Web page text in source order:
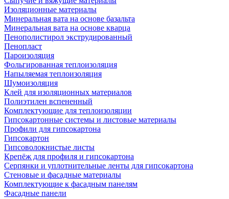
Изоляционные материалы
Минеральная вата на основе базальта
Минеральная вата на основе кварца
Пенополистирол экструдированный
Пенопласт
Пароизоляция
Фольгированная теплоизоляция
Напыляемая теплоизоляция
Шумоизоляция
Клей для изоляционных материалов
Полиэтилен вспененный
Комплектующие для теплоизоляции
Гипсокартонные системы и листовые материалы
Профили для гипсокартона
Гипсокартон
Гипсоволокнистые листы
Крепёж для профиля и гипсокартона
Серпянки и уплотнительные ленты для гипсокартона
Стеновые и фасадные материалы
Комплектующие к фасадным панелям
Фасадные панели